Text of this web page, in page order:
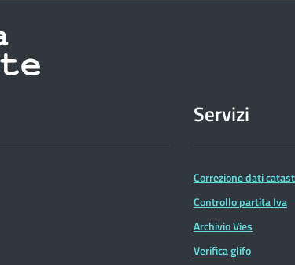
Servizi
Correzione dati
Controllo partita Iva
Archivio Vies
Verifica glifo